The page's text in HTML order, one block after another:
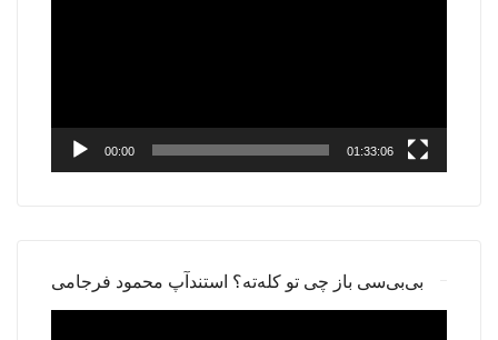
00:00 01:33:06
بی‌بی‌سی باز چی تو کله‌ته؟ استندآپ محمود فرجامی